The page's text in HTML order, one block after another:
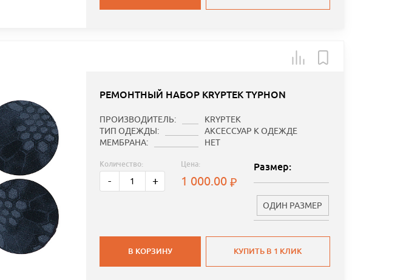
РЕМОНТНЫЙ НАБОР KRYPTEK TYPHON
ПРОИЗВОДИТЕЛЬ:
KRYPTEK
ТИП ОДЕЖДЫ:
АКСЕССУАР К ОДЕЖДЕ
МЕМБРАНА:
НЕТ
Количество:
- +
Цена:
1 000.00
Размер:
ОДИН РАЗМЕР
В КОРЗИНУ КУПИТЬ В 1 КЛИК